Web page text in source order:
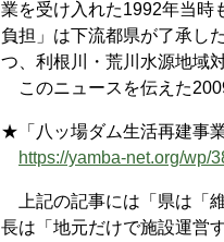
業を受け入れた1992年当時
負担」は下流都県が了承し
つ、利根川・荒川水源地域
このニュースを伝えた
★「八ッ場ダム生活再建事
https://yamba-net.org/wp/
上記の記事には「県は「
長は「地元だけで施設運営